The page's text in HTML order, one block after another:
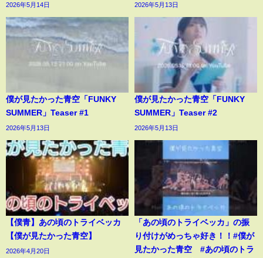
2026年5月14日 2026年5月13日
僕が見たかった青空「FUNKY
SUMMER」Teaser #1
2026年5月13日
僕が見たかった青空「FUNKY
SUMMER」Teaser #2
2026年5月13日
【僕青】あの頃のトライベッカ
【僕が見たかった青空】
2026年4月20日
「あの頃のトライベッカ」の振
り付けがめっちゃ好き！！#僕が
見たかった青空 #あの頃のトラ